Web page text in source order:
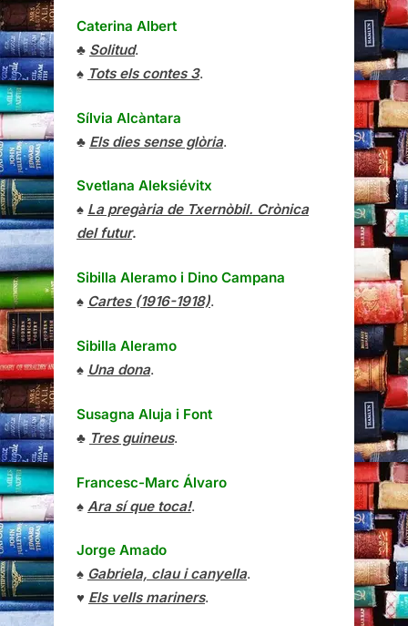
Caterina Albert
♣ Solitud.
♠ Tots els contes 3.
Sílvia Alcàntara
♣ Els dies sense glòria.
Svetlana Aleksiévitx
♠ La pregària de Txernòbil. Crònica
del futur.
Sibilla Aleramo i Dino Campana
♠ Cartes (1916-1918).
Sibilla Aleramo
♠ Una dona.
Susagna Aluja i Font
♣ Tres guineus.
Francesc-Marc Álvaro
♠ Ara sí que toca!.
Jorge Amado
♠ Gabriela, clau i canyella.
♥ Els vells mariners.